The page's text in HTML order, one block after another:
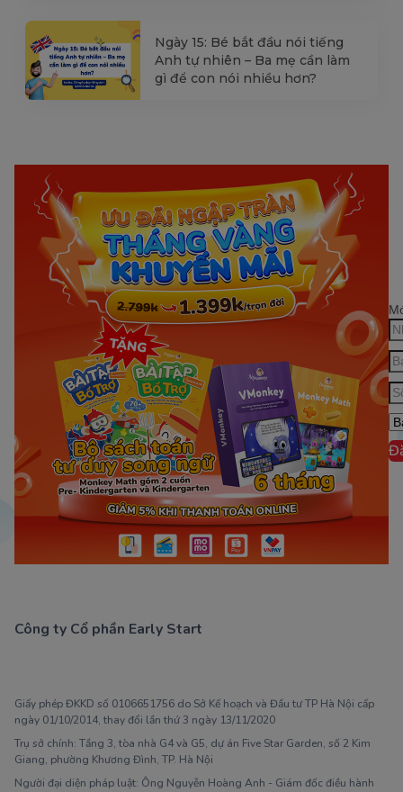
Ngày 15: Bé bắt đầu nói tiếng
Anh tự nhiên – Ba mẹ cần làm
gì để con nói nhiều hơn?
Công ty Cổ phần Early Start
Giấy phép ĐKKD số 0106651756 do Sở Kế hoạch và Đầu tư TP Hà Nội cấp
ngày 01/10/2014, thay đổi lần thứ 3 ngày 13/11/2020
Trụ sở chính: Tầng 3, tòa nhà G4 và G5, dự án Five Star Garden, số 2 Kim
Giang, phường Khương Đình, TP. Hà Nội
Người đại diện pháp luật: Ông Nguyễn Hoàng Anh - Giám đốc điều hành